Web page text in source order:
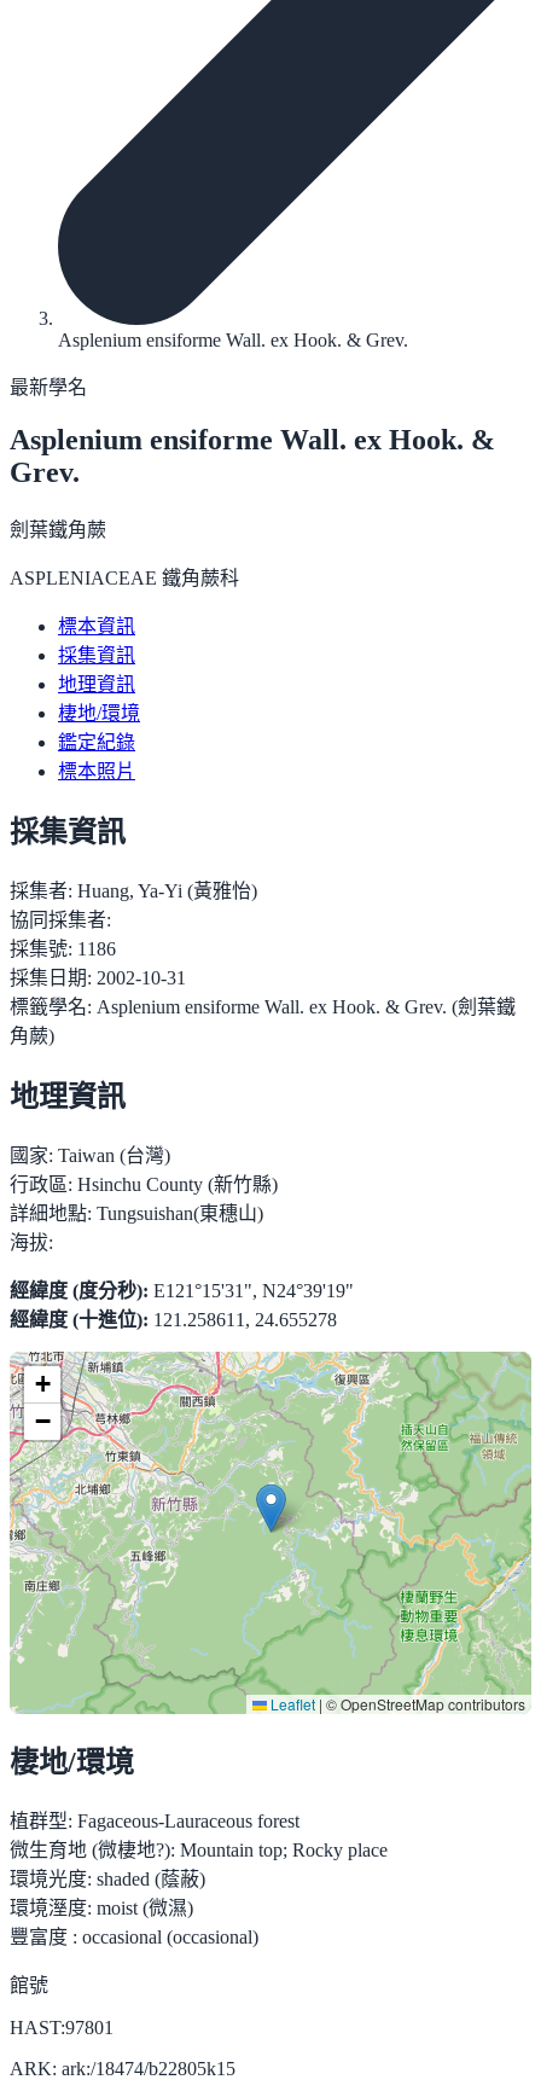
Asplenium ensiforme Wall. ex Hook. & Grev.
最新學名
Asplenium ensiforme Wall. ex Hook. &
Grev.
劍葉鐵角蕨
ASPLENIACEAE 鐵角蕨科
標本資訊
採集資訊
地理資訊
棲地/環境
鑑定紀錄
標本照片
採集資訊
採集者: Huang, Ya-Yi (黃雅怡)
協同採集者:
採集號: 1186
採集日期: 2002-10-31
標籤學名: Asplenium ensiforme Wall. ex Hook. & Grev. (劍葉鐵
角蕨)
地理資訊
國家: Taiwan (台灣)
行政區: Hsinchu County (新竹縣)
詳細地點: Tungsuishan(東穗山)
海拔:
經緯度 (度分秒): E121°15'31", N24°39'19"
經緯度 (十進位): 121.258611, 24.655278
+
−
Leaflet | © OpenStreetMap contributors
棲地/環境
植群型: Fagaceous-Lauraceous forest
微生育地 (微棲地?): Mountain top; Rocky place
環境光度: shaded (蔭蔽)
環境溼度: moist (微濕)
豐富度 : occasional (occasional)
館號
HAST:97801
ARK: ark:/18474/b22805k15